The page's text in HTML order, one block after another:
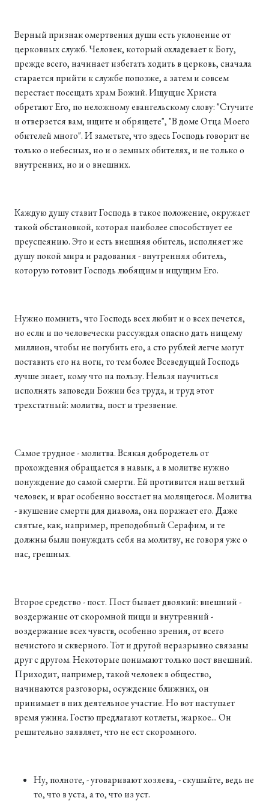
Верный признак омертвения души есть уклонение от
церковных служб. Человек, который охладевает к Богу,
прежде всего, начинает избегать ходить в церковь, сначала
старается прийти к службе попозже, а затем и совсем
перестает посещать храм Божий. Ищущие Христа
обретают Его, по неложному евангельскому слову: "Стучите
и отверзется вам, ищите и обрящете", "В доме Отца Моего
обителей много". И заметьте, что здесь Господь говорит не
только о небесных, но и о земных обителях, и не только о
внутренних, но и о внешних.
Каждую душу ставит Господь в такое положение, окружает
такой обстановкой, которая наиболее способствует ее
преуспеянию. Это и есть внешняя обитель, исполняет же
душу покой мира и радования - внутренняя обитель,
которую готовит Господь любящим и ищущим Его.
Нужно помнить, что Господь всех любит и о всех печется,
но если и по человечески рассуждая опасно дать нищему
миллион, чтобы не погубить его, а сто рублей легче могут
поставить его на ноги, то тем более Всеведущий Господь
лучше знает, кому что на пользу. Нельзя научиться
исполнять заповеди Божии без труда, и труд этот
трехстатный: молитва, пост и трезвение.
Самое трудное - молитва. Всякая добродетель от
прохождения обращается в навык, а в молитве нужно
понуждение до самой смерти. Ей противится наш ветхий
человек, и враг особенно восстает на молящегося. Молитва
- вкушение смерти для диавола, она поражает его. Даже
святые, как, например, преподобный Серафим, и те
должны были понуждать себя на молитву, не говоря уже о
нас, грешных.
Второе средство - пост. Пост бывает двоякий: внешний -
воздержание от скоромной пищи и внутренний -
воздержание всех чувств, особенно зрения, от всего
нечистого и скверного. Тот и другой неразрывно связаны
друг с другом. Некоторые понимают только пост внешний.
Приходит, например, такой человек в общество,
начинаются разговоры, осуждение ближних, он
принимает в них деятельное участие. Но вот наступает
время ужина. Гостю предлагают котлеты, жаркое... Он
решительно заявляет, что не ест скоромного.
Ну, полноте, - уговаривают хозяева, - скушайте, ведь не
то, что в уста, а то, что из уст.